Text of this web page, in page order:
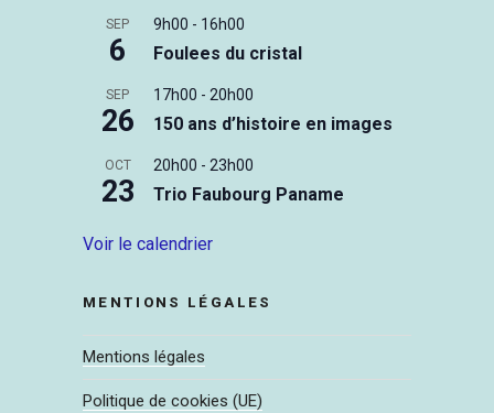
SEP
6
9h00 - 16h00
Foulees du cristal
SEP
26
17h00 - 20h00
150 ans d’histoire en images
OCT
23
20h00 - 23h00
Trio Faubourg Paname
Voir le calendrier
MENTIONS LÉGALES
Mentions légales
Politique de cookies (UE)